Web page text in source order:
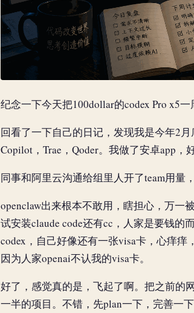
纪念一下今天把100dollar的codex Pro x5一
回看了一下自己的日记，发现我是今年2
Copilot，Trae，Qoder。我做了安卓app，
同事和阿里云沟通给组里人开了team用量
openclaw出来根本不敢用，瞎担心，万一
试安装claude code还有cc，人家是要钱的
codex，自己好像还有一张visa卡，心痒痒
因为人家openai不认我的visa卡。
好了，感觉真的是，飞起了啊。把之前的
一半的项目。不错，先plan一下，完善一